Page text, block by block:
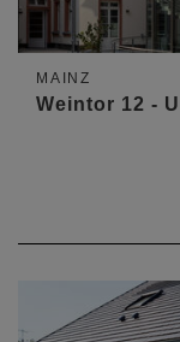
MAINZ
Weintor 12 -